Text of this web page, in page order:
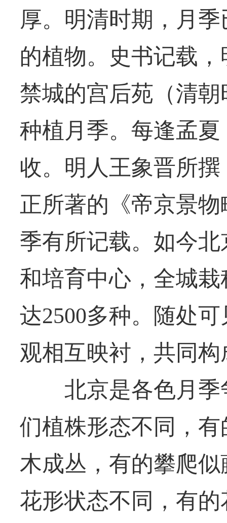
厚。明清时期，月
的植物。史书记载
禁城的宫后苑（清
种植月季。每逢孟
收。明人王象晋所
正所著的《帝京景
季有所记载。如今
和培育中心，全城
达2500多种。随处
观相互映衬，共同
北京是各色月季
们植株形态不同，
木成丛，有的攀爬
花形状态不同，有